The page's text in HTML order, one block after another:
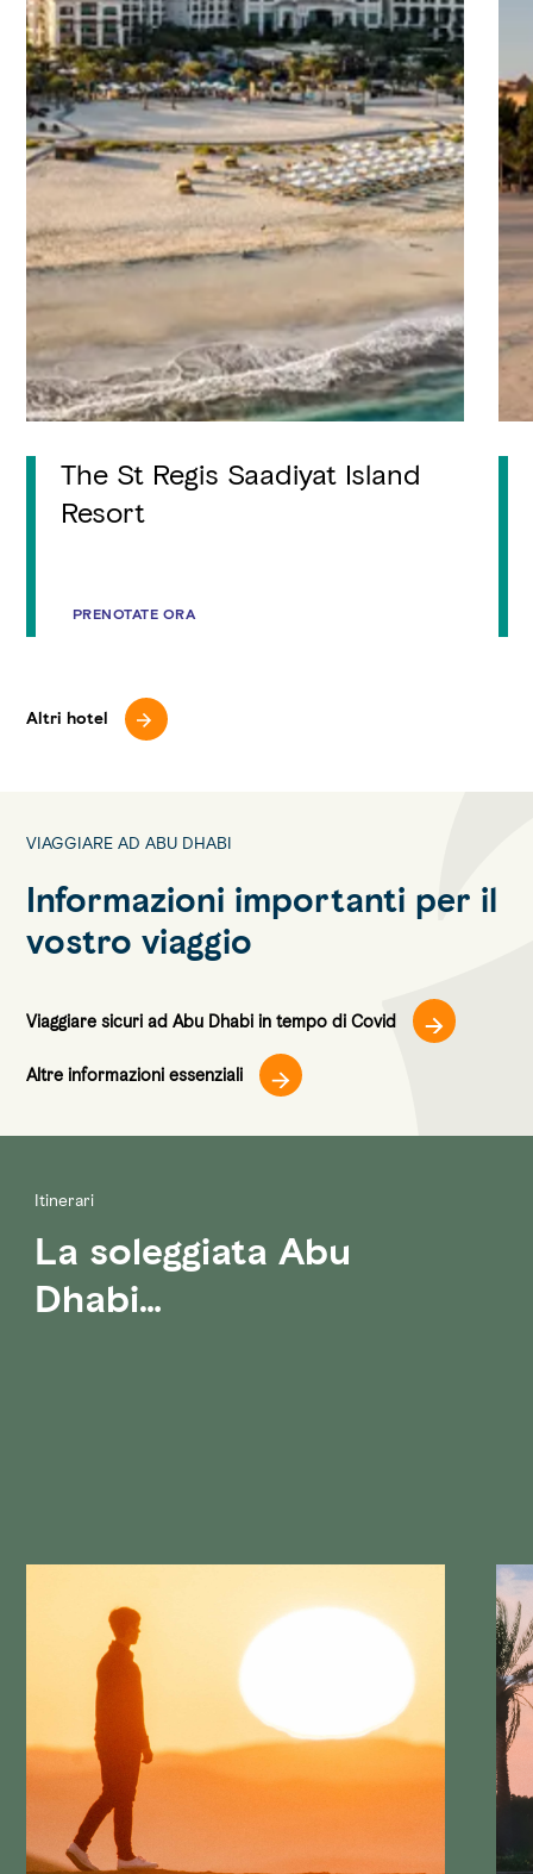
The St Regis Saadiyat Island
Resort
PRENOTATE ORA
Altri hotel
VIAGGIARE AD ABU DHABI
Informazioni importanti per il
vostro viaggio
Viaggiare sicuri ad Abu Dhabi in tempo di Covid
Altre informazioni essenziali
Itinerari
La soleggiata Abu
Dhabi…